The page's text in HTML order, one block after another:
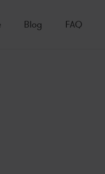
Blog FAQ